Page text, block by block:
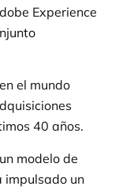
Experience
el mundo
40 años.
modelo de
impulsado un